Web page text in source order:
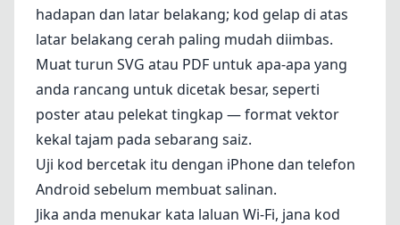
hadapan dan latar belakang; kod gelap di atas
latar belakang cerah paling mudah diimbas.
Muat turun SVG atau PDF untuk apa-apa yang
anda rancang untuk dicetak besar, seperti
poster atau pelekat tingkap — format vektor
kekal tajam pada sebarang saiz.
Uji kod bercetak itu dengan iPhone dan telefon
Android sebelum membuat salinan.
Jika anda menukar kata laluan Wi-Fi, jana kod